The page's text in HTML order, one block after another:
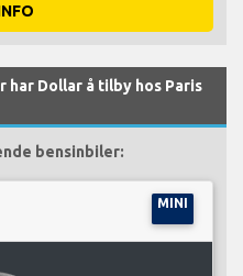
Dollar å tilby hos Paris
bensinbiler:
MINI